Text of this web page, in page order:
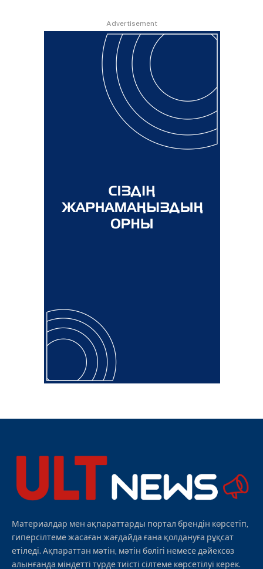
Advertisement
Материалдар мен ақпараттарды портал брендін көрсетіп,
гиперсілтеме жасаған жағдайда ғана қолдануға рұқсат
етіледі. Ақпараттан мәтін, мәтін бөлігі немесе дәйексөз
алынғанда міндетті түрде тиісті сілтеме көрсетілуі керек.